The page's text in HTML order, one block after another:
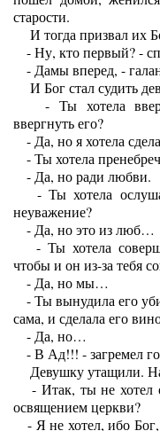
старости.
И тогда призвал их
- Ну, кто первый? -
- Дамы вперед, -
И Бог стал судить
- Ты хотела
ввергнуть его?
- Да, но я хотела
- Ты хотела
- Да, но ради любви.
- Ты хотела
неуважение?
- Да, но это из люб…
- Ты хотела
чтобы и он из-за тебя
- Да, но мы…
- Ты вынудила его
сама, и сделала его
- Да, но…
- В Ад!!! - загремел
Девушку утащили.
- Итак, ты не хотел
освящением церкви?
- Я не хотел, ибо Бог,